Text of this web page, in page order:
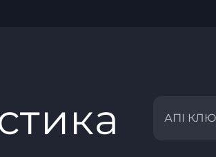
АПІ